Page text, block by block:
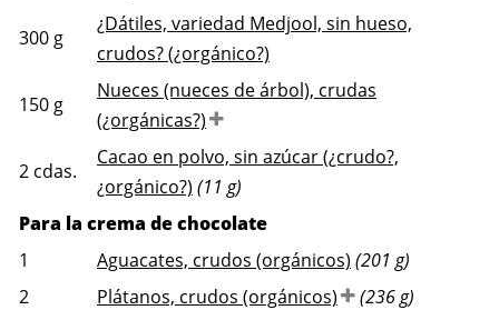
300 g
¿Dátiles, variedad Medjool, sin hueso,
crudos? (¿orgánico?)
150 g
Nueces (nueces de árbol), crudas
(¿orgánicas?)
2 cdas.
Cacao en polvo, sin azúcar (¿crudo?,
¿orgánico?) (11 g)
Para la crema de chocolate
1
Aguacates, crudos (orgánicos) (201 g)
2
Plátanos, crudos (orgánicos) (236 g)